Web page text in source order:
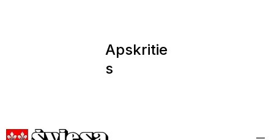
Apskritie
s